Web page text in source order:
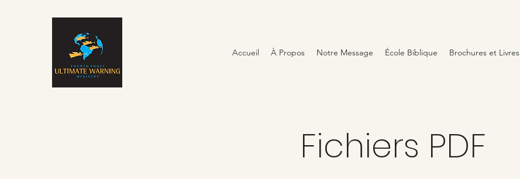
Accueil À Propos Notre Message École Biblique Brochures et Livres
Fichiers PDF